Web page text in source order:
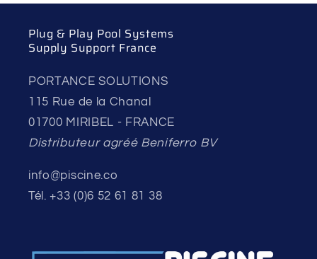
Plug & Play Pool Systems
Supply Support France
PORTANCE SOLUTIONS
115 Rue de la Chanal
01700 MIRIBEL - FRANCE
Distributeur agréé Beniferro BV
info@piscine.co
Tél. +33 (0)6 52 61 81 38